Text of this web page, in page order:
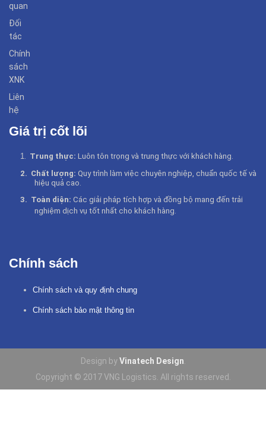
quan
Đối
tác
Chính
sách
XNK
Liên
hệ
Giá trị cốt lõi
1 Trung thực: Luôn tôn trọng và trung thực với khách hàng.
2. Chất lượng: Quy trình làm việc chuyên nghiệp, chuẩn quốc tế và
hiệu quả cao.
3. Toàn diện: Các giải pháp tích hợp và đồng bộ mang đến trải
nghiệm dịch vụ tốt nhất cho khách hàng
Chính sách
Chính sách và quy định chung
Chính sách bảo mật thông tin
Design byVinatech Design
Copyright © 2017 VNG Logistics. All rights reserved.